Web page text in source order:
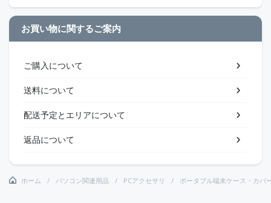
お買い物に関するご案内
ご購入について
送料について
配送予定とエリアについて
返品について
ホーム パソコン関連用品 PCアクセサリ ポータブル端末ケース・カバ